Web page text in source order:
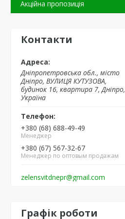
Акційна пропозиція
Контакти
Дніпропетровська обл., місто
Дніпро, ВУЛИЦЯ КУТУЗОВА,
будинок 16, квартира 7, Дніпро,
Україна
+380 (68) 688-49-49
Менеджер
+380 (67) 567-32-67
Менеджер по оптовым продажам
zelensvitdnepr@gmail.com
Графік роботи